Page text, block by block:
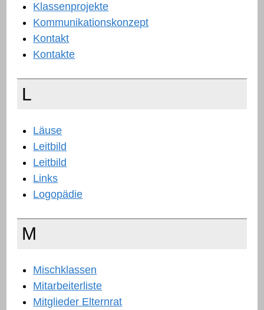
Klassenprojekte
Kommunikationskonzept
Kontakt
Kontakte
L
Läuse
Leitbild
Leitbild
Links
Logopädie
M
Mischklassen
Mitarbeiterliste
Mitglieder Elternrat